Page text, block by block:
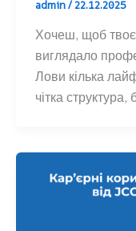
admin/22.12.2025
Хочеш, щоб
виглядало
Лови кілька
чітка